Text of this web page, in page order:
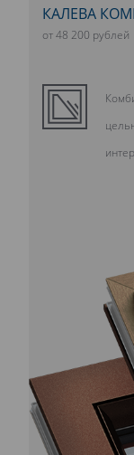
КАЛЕВА
от 48 200 рублей